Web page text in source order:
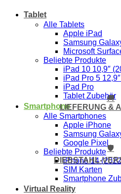
Tablet
Alle Tablets
Apple iPad
Samsung
Microsoft
Beliebte Produkte
iPad 10 10,9″
iPad Pro 5
iPad Pro
Tablet Zubehör
Smartphone
Alle Smartphones
Apple iPhone
Samsung
Google Pixel
Beliebte Produkte
iPhone 14
SIM Karten
Smartphone
Virtual Reality
🚚
LIEFERUNG &
🛡️
DIEBSTAHL-